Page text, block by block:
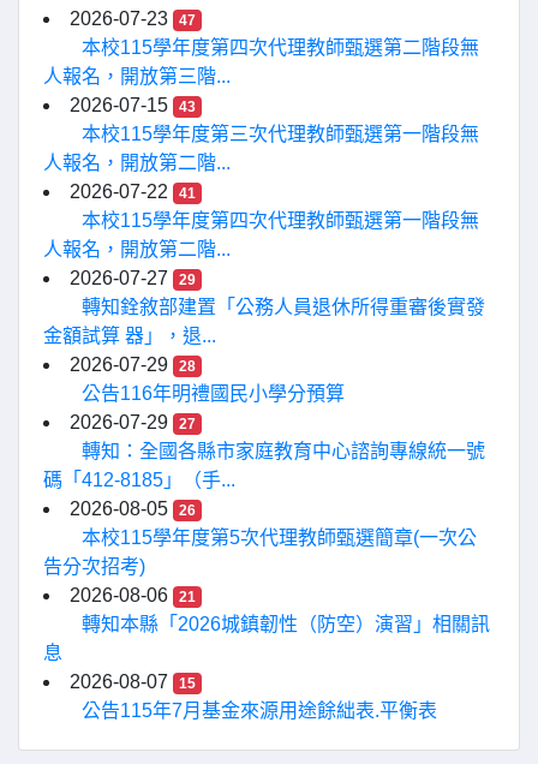
2026-07-23
47
本校115學年度第四次代理教師甄選第二階段無
人報名，開放第三階...
2026-07-15
43
本校115學年度第三次代理教師甄選第一階段無
人報名，開放第二階...
2026-07-22
41
本校115學年度第四次代理教師甄選第一階段無
人報名，開放第二階...
2026-07-27
29
轉知銓敘部建置「公務人員退休所得重審後實發
金額試算 器」，退...
2026-07-29
28
公告116年明禮國民小學分預算
2026-07-29
27
轉知：全國各縣市家庭教育中心諮詢專線統一號
碼「412-8185」（手...
2026-08-05
26
本校115學年度第5次代理教師甄選簡章(一次公
告分次招考)
2026-08-06
21
轉知本縣「2026城鎮韌性（防空）演習」相關訊
息
2026-08-07
15
公告115年7月基金來源用途餘絀表.平衡表